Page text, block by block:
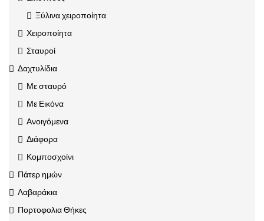
Ξύλινα χειροποίητα
Χειροποίητα
Σταυροί
Δαχτυλίδια
Με σταυρό
Με Εικόνα
Ανοιγόμενα
Διάφορα
Κομποσχοίνι
Πάτερ ημών
Λαβαράκια
Πορτοφολια Θήκες